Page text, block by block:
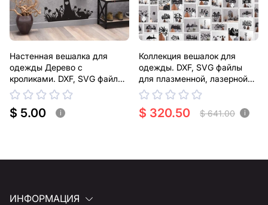
Настенная вешалка для
одежды Дерево с
кроликами. DXF, SVG файлы
для плазменной, лазерной
резки
$ 5.00 i
Коллекция вешалок для
одежды. DXF, SVG файлы
для плазменной, лазерной
резки
$ 320.50 $ 641.00 i
ИНФОРМАЦИЯ